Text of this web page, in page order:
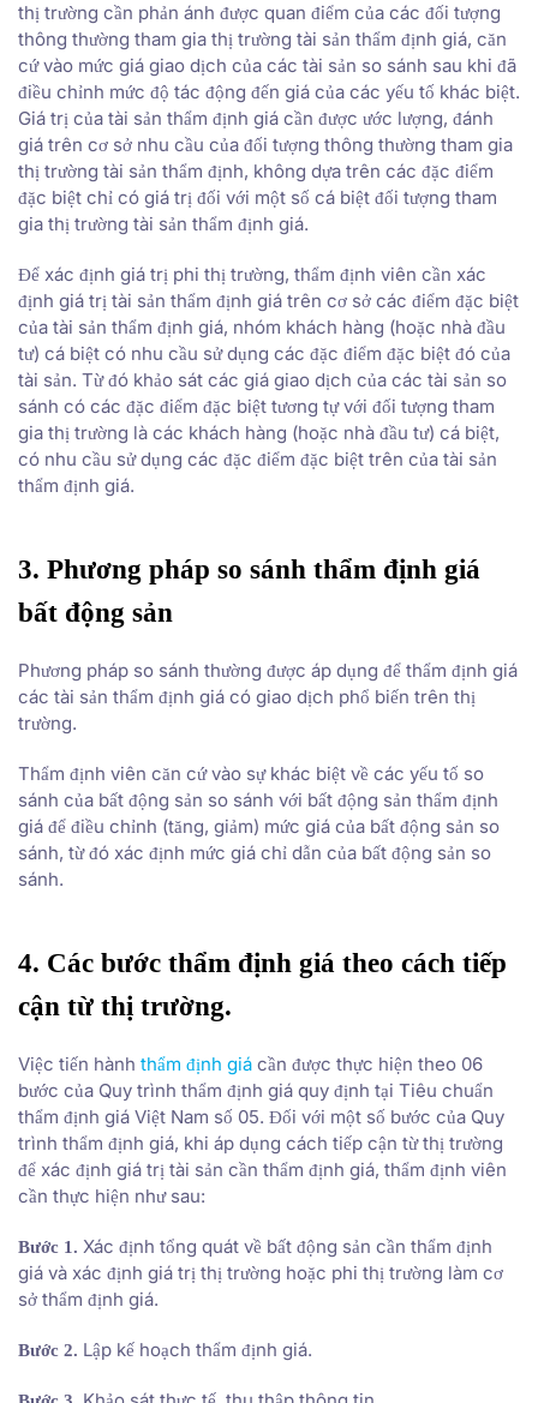
thị trường cần phản ánh được quan điểm của các đối tượng
thông thường tham gia thị trường tài sản thẩm định giá, căn
cứ vào mức giá giao dịch của các tài sản so sánh sau khi đã
điều chỉnh mức độ tác động đến giá của các yếu tố khác biệt.
Giá trị của tài sản thẩm định giá cần được ước lượng, đánh
giá trên cơ sở nhu cầu của đối tượng thông thường tham gia
thị trường tài sản thẩm định, không dựa trên các đặc điểm
đặc biệt chỉ có giá trị đối với một số cá biệt đối tượng tham
gia thị trường tài sản thẩm định giá.
Để xác định giá trị phi thị trường, thẩm định viên cần xác
định giá trị tài sản thẩm định giá trên cơ sở các điểm đặc biệt
của tài sản thẩm định giá, nhóm khách hàng (hoặc nhà đầu
tư) cá biệt có nhu cầu sử dụng các đặc điểm đặc biệt đó của
tài sản. Từ đó khảo sát các giá giao dịch của các tài sản so
sánh có các đặc điểm đặc biệt tương tự với đối tượng tham
gia thị trường là các khách hàng (hoặc nhà đầu tư) cá biệt,
có nhu cầu sử dụng các đặc điểm đặc biệt trên của tài sản
thẩm định giá.
3. Phương pháp so sánh thẩm định giá
bất động sản
Phương pháp so sánh thường được áp dụng để thẩm định giá
các tài sản thẩm định giá có giao dịch phổ biến trên thị
trường.
Thẩm định viên căn cứ vào sự khác biệt về các yếu tố so
sánh của bất động sản so sánh với bất động sản thẩm định
giá để điều chỉnh (tăng, giảm) mức giá của bất động sản so
sánh, từ đó xác định mức giá chỉ dẫn của bất động sản so
sánh.
4. Các bước thẩm định giá theo cách tiếp
cận từ thị trường.
Việc tiến hành thẩm định giá cần được thực hiện theo 06
bước của Quy trình thẩm định giá quy định tại Tiêu chuẩn
thẩm định giá Việt Nam số 05. Đối với một số bước của Quy
trình thẩm định giá, khi áp dụng cách tiếp cận từ thị trường
để xác định giá trị tài sản cần thẩm định giá, thẩm định viên
cần thực hiện như sau:
Bước 1. Xác định tổng quát về bất động sản cần thẩm định
giá và xác định giá trị thị trường hoặc phi thị trường làm cơ
sở thẩm định giá.
Bước 2. Lập kế hoạch thẩm định giá.